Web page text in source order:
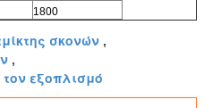
1800
σκονών ,
,
εξοπλισμό